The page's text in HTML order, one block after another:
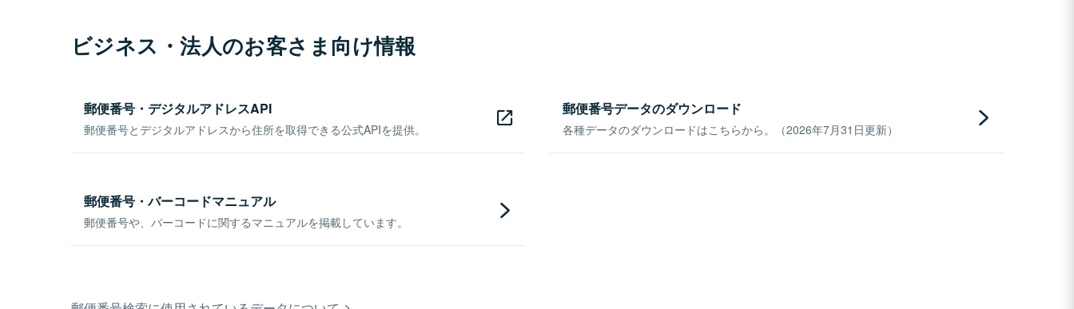
ビジネス・法人のお客さま向け情報
郵便番号・デジタルアドレスAPI
郵便番号とデジタルアドレスから住所を取得できる公式APIを提供。
郵便番号データのダウンロード
各種データのダウンロードはこちらから。（2026年7月31日更新）
郵便番号・バーコードマニュアル
郵便番号や、バーコードに関するマニュアルを掲載しています。